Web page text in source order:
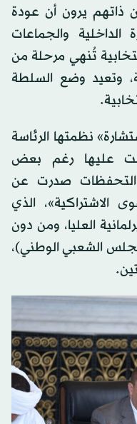
ذاتهم يرون أن عودة
الداخلية والجماعات
تُنهي مرحلة من
وتعيد وضع السلطة
نظمتها الرئاسة
عليها رغم بعض
التحفظات صدرت عن
الاشتراكية»، الذي
العليا، ومن دون
الشعبي الوطني)،